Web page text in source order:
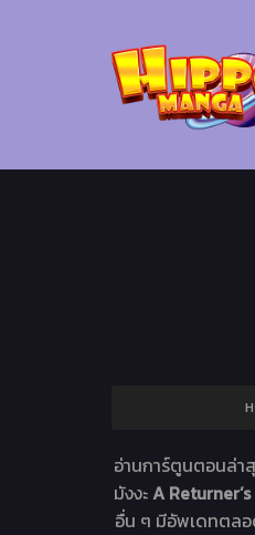
อ่านการ์ตูนตอนล่า
มังงะA
อื่น ๆ มีอัพเดทตลอ